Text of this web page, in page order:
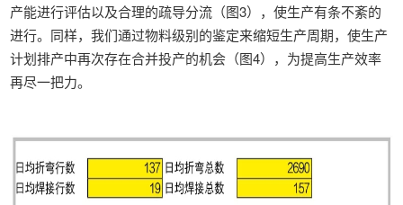
产能进行评估以及合理的疏导分流（图3），使生产有条不紊的
进行。同样，我们通过物料级别的鉴定来缩短生产周期，使生产
计划排产中再次存在合并投产的机会（图4），为提高生产效率
再尽一把力。